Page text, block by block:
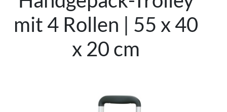
mit 4 Rollen | 55 x 40
x 20 cm